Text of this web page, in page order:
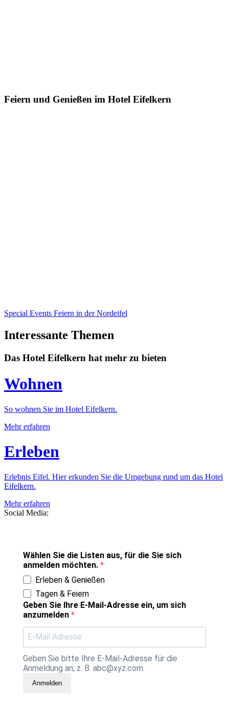
Feiern und Genießen im Hotel Eifelkern
Special Events Feiern in der Nordeifel
Interessante Themen
Das Hotel Eifelkern hat mehr zu bieten
Wohnen
So wohnen Sie im Hotel Eifelkern.
Mehr erfahren
Erleben
Erlebnis Eifel. Hier erkunden Sie die Umgebung rund um das Hotel
Eifelkern.
Mehr erfahren
Social Media:
Wählen Sie die Listen aus, für die Sie sich
anmelden möchten.
Erleben & Genießen
Tagen & Feiern
Geben Sie Ihre E-Mail-Adresse ein, um sich
anzumelden
Geben Sie bitte Ihre E-Mail-Adresse für die
Anmeldung an, z. B. abc@xyz.com.
Anmelden